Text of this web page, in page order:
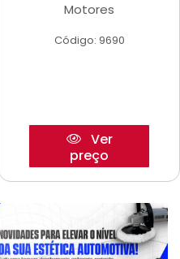
Motores
Código: 9690
Ver
preço